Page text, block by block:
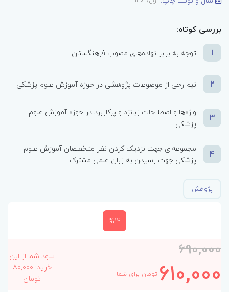
بررسی کوتاه:
1
توجه به برابر نهاده‌های مصوب فرهنگستان
2 نیم رخی از موضوعات پژوهشی در حوزه آموزش علوم پزشکی
3
واژه‌ها و اصطلاحات زبانزد و پرکاربرد در حوزه آموزش علوم
پزشکی
4
مجموعه‌ای جهت نزدیک کردن نظر متخصصان آموزش علوم
پزشکی جهت رسیدن به زبان علمی مشترک
پژوهش
%12
690,000
610,000 تومان برای شما
سود شما از این
خرید: 80,000
تومان